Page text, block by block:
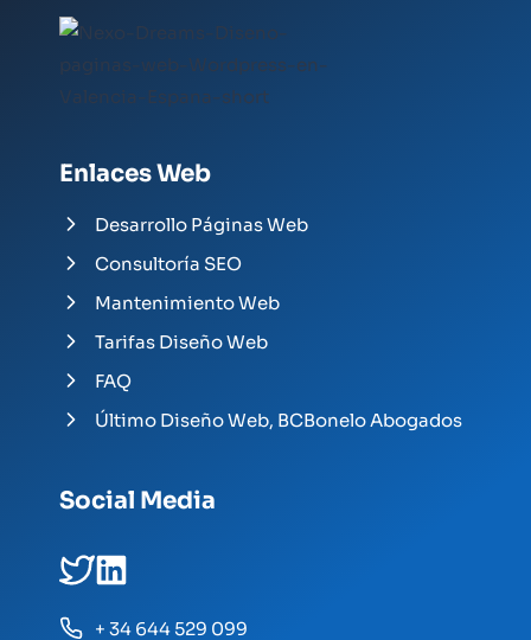
Enlaces Web
Desarrollo Páginas Web
Consultoría SEO
Mantenimiento Web
Tarifas Diseño Web
FAQ
Último Diseño Web, BCBonelo Abogados
Social Media
+ 34 644 529 099